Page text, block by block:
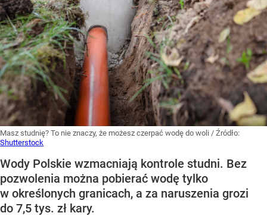
Masz studnię? To nie znaczy, że możesz czerpać wodę do woli / Źródło:
Shutterstock
Wody Polskie wzmacniają kontrole studni. Bez
pozwolenia można pobierać wodę tylko
w określonych granicach, a za naruszenia grozi
do 7,5 tys. zł kary.